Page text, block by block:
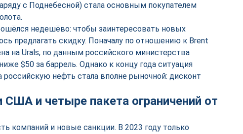
с Поднебесной) стала основным покупателем
недешёво: чтобы заинтересовать новых
предлагать скидку. Поначалу по отношению к Brent
на Urals, по данным российского министерства
$50 за баррель. Однако к концу года ситуация
российскую нефть стала вполне рыночной: дисконт
и четыре пакета ограничений от
компаний и новые санкции. В 2023 году только